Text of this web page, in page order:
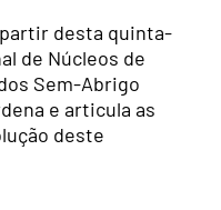
partir desta quinta-
de Núcleos de
Sem-Abrigo
e articula as
deste